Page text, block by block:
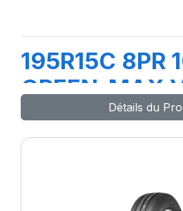
195R15C 8PR
GREEN-MAX
Détails du